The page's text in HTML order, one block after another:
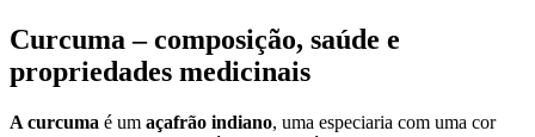
Curcuma – composição, saúde e
propriedades medicinais
A curcuma é um açafrão indiano, uma especiaria com uma cor